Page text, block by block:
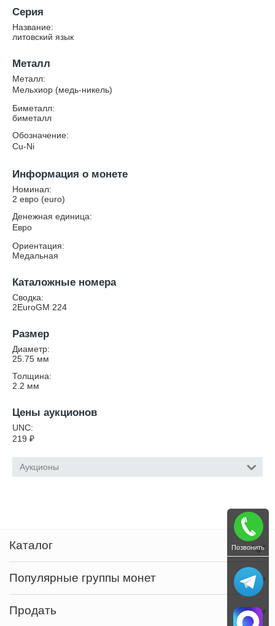
Серия
Название:
литовский язык
Металл
Металл:
Мельхиор (медь-никель)
Биметалл:
биметалл
Обозначение:
Cu-Ni
Информация о монете
Номинал:
2 евро (euro)
Денежная единица:
Евро
Ориентация:
Медальная
Каталожные номера
Сводка:
2EuroGM 224
Размер
Диаметр:
25.75 мм
Толщина:
2.2 мм
Цены аукционов
UNC:
219 ₽
Аукционы
Каталог
Популярные группы монет
Продать
Позвонить